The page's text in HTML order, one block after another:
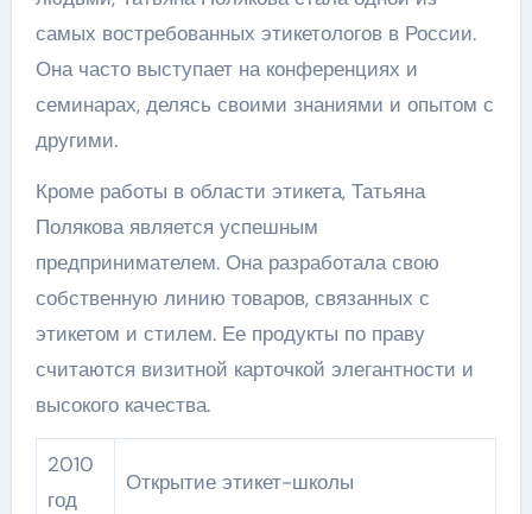
самых востребованных этикетологов в России.
Она часто выступает на конференциях и
семинарах, делясь своими знаниями и опытом с
другими.
Кроме работы в области этикета, Татьяна
Полякова является успешным
предпринимателем. Она разработала свою
собственную линию товаров, связанных с
этикетом и стилем. Ее продукты по праву
считаются визитной карточкой элегантности и
высокого качества.
2010
год
Открытие этикет-школы